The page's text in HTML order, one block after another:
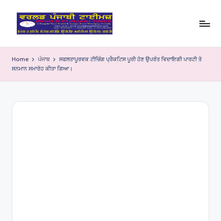
o
rl
Home ਪੰਜਾਬ
ਸਫਲਤਾਪੂਰਵਕ ਟੀਚਿੰਗ ਪ੍ਰੈਕਟਿਸ ਪੂਰੀ ਹੋਣ ਉਪਰੰਤ ਵਿਦਾਇਗੀ ਪਾਰਟੀ ਤੇ
ਸਨਮਾਨ ਸਮਾਰੋਹ ਕੀਤਾ ਗਿਆ।